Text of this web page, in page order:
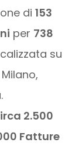
di 153
per 738
su
2.500
Fatture